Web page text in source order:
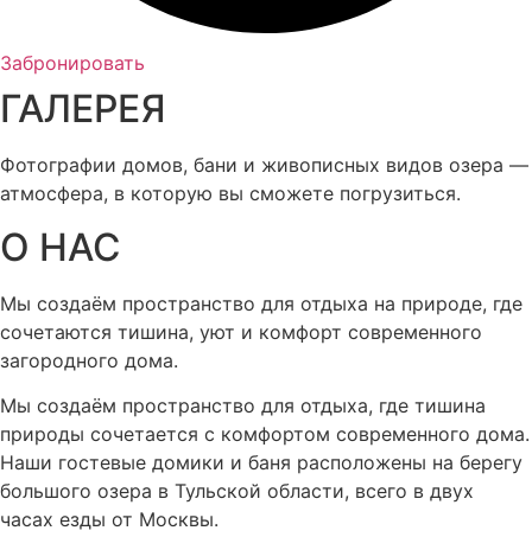
Забронировать
ГАЛЕРЕЯ
Фотографии домов, бани и живописных видов озера —
атмосфера, в которую вы сможете погрузиться.
О НАС
Мы создаём пространство для отдыха на природе, где
сочетаются тишина, уют и комфорт современного
загородного дома.
Мы создаём пространство для отдыха, где тишина
природы сочетается с комфортом современного дома.
Наши гостевые домики и баня расположены на берегу
большого озера в Тульской области, всего в двух
часах езды от Москвы.